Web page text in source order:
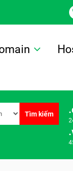
Tìm kiếm